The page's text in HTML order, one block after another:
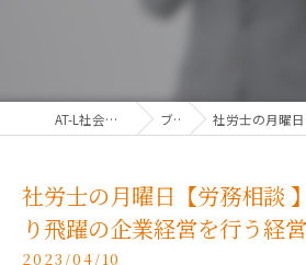
AT-L社会保険労務士法人 ブログ 社労士の月曜日【労務相談 】
社労士の月曜日【労務相談
り飛躍の企業経営を行う経
2023/04/10